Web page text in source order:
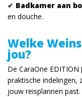
✔ Badkamer aan
en douche.
Welke
jou?
De CaraOne
praktische
jouw reisplannen past.